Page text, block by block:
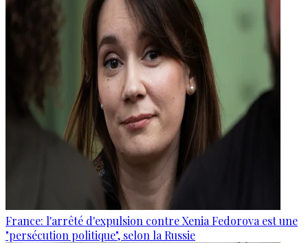
France: l'arrêté d'expulsion contre Xenia Fedorova est une
"persécution politique", selon la Russie